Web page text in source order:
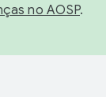
no AOSP.